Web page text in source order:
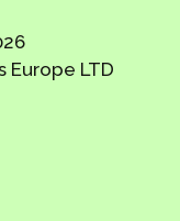
Europe LTD